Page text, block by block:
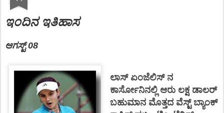
ಇಂದಿನ ಇತಿಹಾಸ
ಆಗಸ್ಟ್08
ಲಾಸ್ ಏಂಜೆಲಿಸ್ ನ
ಕಾರ್ಸೋನಿನಲ್ಲಿ ಆರು ಲಕ್ಷ ಡಾಲರ್
ಬಹುಮಾನ ಮೊತ್ತದ ವೆಸ್ಟ್ ಬ್ಯಾಂಕ್